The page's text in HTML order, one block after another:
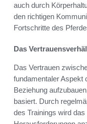
auch durch
den richtigen
Fortschritte des
Das
Das Vertrauen
fundamentaler Aspekt
Beziehung
basiert. Durch
des Trainings wird